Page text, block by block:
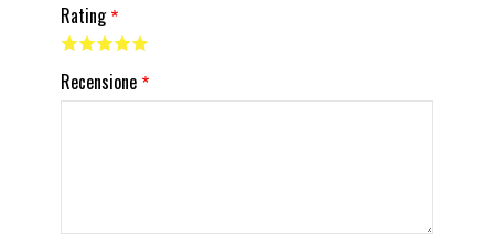
Rating
Recensione